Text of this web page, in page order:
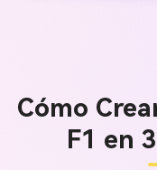
Cómo
F1 en